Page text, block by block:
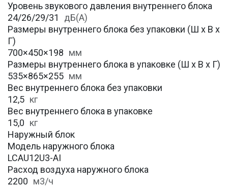
Уровень звукового давления внутреннего блока
24/26/29/31
дБ(А)
Размеры внутреннего блока без упаковки (Ш х В х
Г)
700×450×198 мм
Размеры внутреннего блока в упаковке (Ш х В х Г)
535×865×255 мм
Вес внутреннего блока без упаковки
12,5 кг
Вес внутреннего блока в упаковке
15,0 кг
Наружный блок
Модель наружного блока
LCAU12U3-AI
Расход воздуха наружного блока
2200 м3/ч